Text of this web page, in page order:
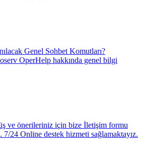
Genel Sohbet Komutları?
OperHelp hakkında genel bilgi
ve önerileriniz için bize İletişim formu
24 Online destek hizmeti sağlamaktayız.